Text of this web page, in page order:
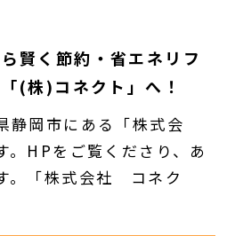
賢く節約・省エネリフ
(株)コネクト」へ！
静岡市にある「株式会
HPをご覧くださり、あ
。「株式会社 コネク